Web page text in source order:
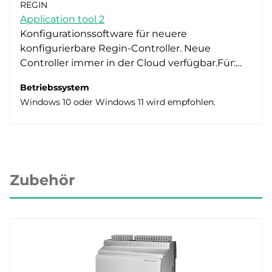
REGIN
Application tool 2
Konfigurationssoftware für neuere
konfigurierbare Regin-Controller. Neue
Controller immer in der Cloud verfügbar.Für:…
Betriebssystem
Windows 10 oder Windows 11 wird empfohlen.
Zubehör